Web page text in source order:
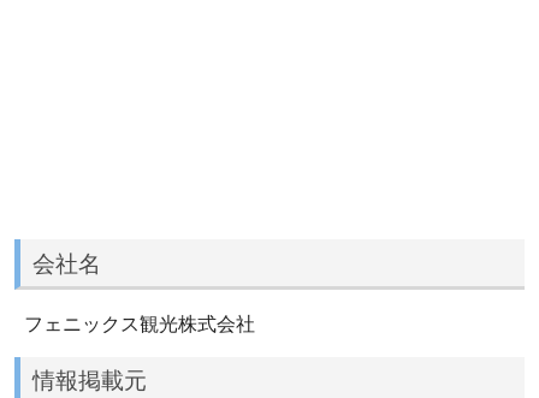
会社名
フェニックス観光株式会社
情報掲載元